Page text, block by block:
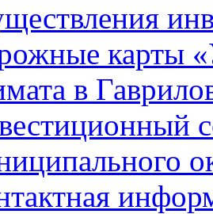
карты
в